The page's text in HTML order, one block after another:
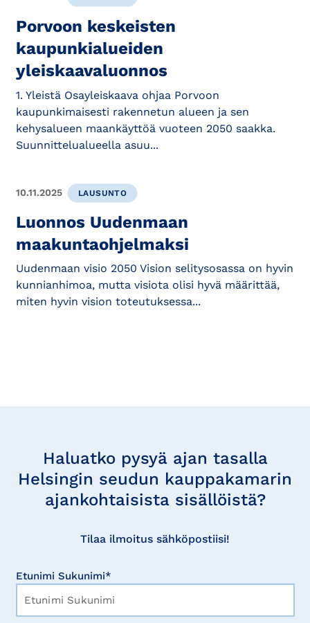
Porvoon keskeisten
kaupunkialueiden
yleiskaavaluonnos
1. Yleistä Osayleiskaava ohjaa Porvoon
kaupunkimaisesti rakennetun alueen ja sen
kehysalueen maankäyttöä vuoteen 2050 saakka.
Suunnittelualueella asuu...
10.11.2025 LAUSUNTO
Luonnos Uudenmaan
maakuntaohjelmaksi
Uudenmaan visio 2050 Vision selitysosassa on hyvin
kunnianhimoa, mutta visiota olisi hyvä määrittää,
miten hyvin vision toteutuksessa...
Haluatko pysyä ajan tasalla
Helsingin seudun kauppakamarin
ajankohtaisista sisällöistä?
Tilaa ilmoitus sähköpostiisi!
Etunimi Sukunimi*